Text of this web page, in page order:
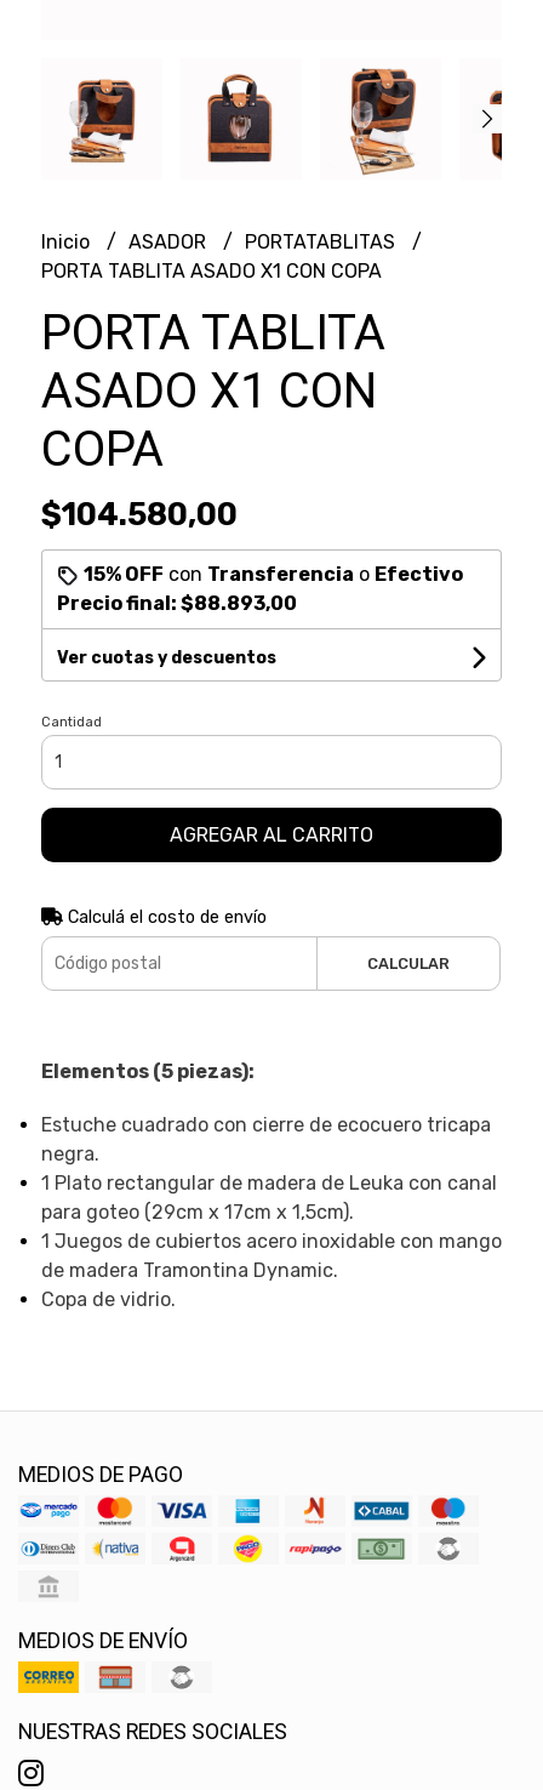
Inicio ASADOR
PORTATABLITAS
PORTA TABLITA ASADO X1 CON COPA
PORTA TABLITA
ASADO X1 CON
COPA
$104.580,00
15% OFF con Transferencia o Efectivo
Precio final: $88.893,00
Ver cuotas y descuentos
Cantidad
AGREGAR AL CARRITO
Calculá el costo de envío
CALCULAR
Elementos (5 piezas):
Estuche cuadrado con cierre de ecocuero tricapa
negra.
1 Plato rectangular de madera de Leuka con canal
para goteo (29cm x 17cm x 1,5cm).
1 Juegos de cubiertos acero inoxidable con mango
de madera Tramontina Dynamic.
Copa de vidrio.
MEDIOS DE PAGO
MEDIOS DE ENVÍO
NUESTRAS REDES SOCIALES